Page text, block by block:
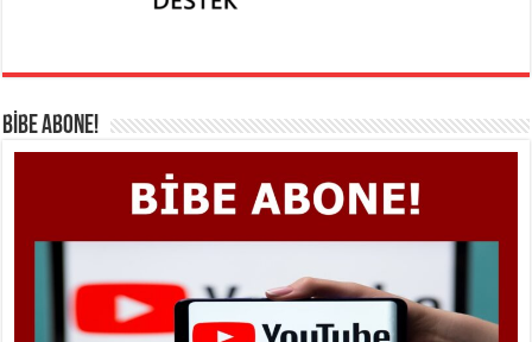
BİBE ABONE!